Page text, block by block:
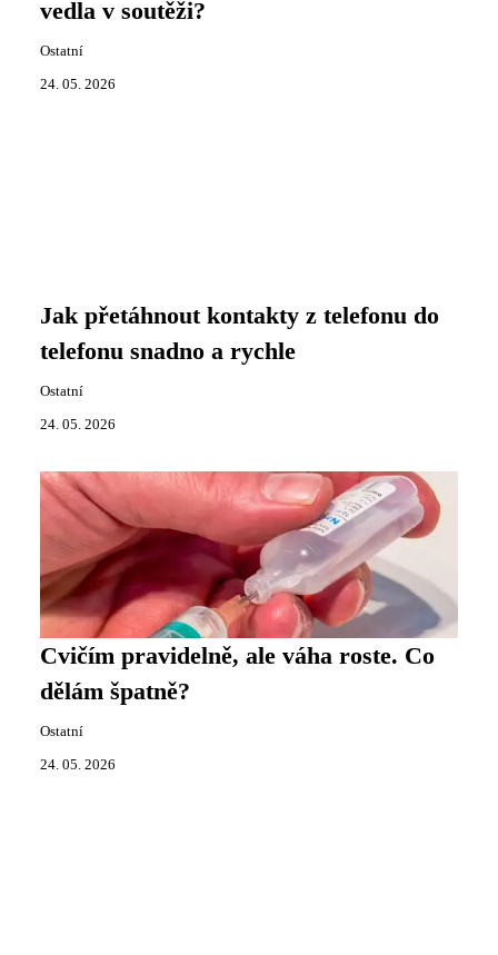
vedla v soutěži?
Ostatní
24. 05. 2026
Jak přetáhnout kontakty z telefonu do
telefonu snadno a rychle
Ostatní
24. 05. 2026
Cvičím pravidelně, ale váha roste. Co
dělám špatně?
Ostatní
24. 05. 2026